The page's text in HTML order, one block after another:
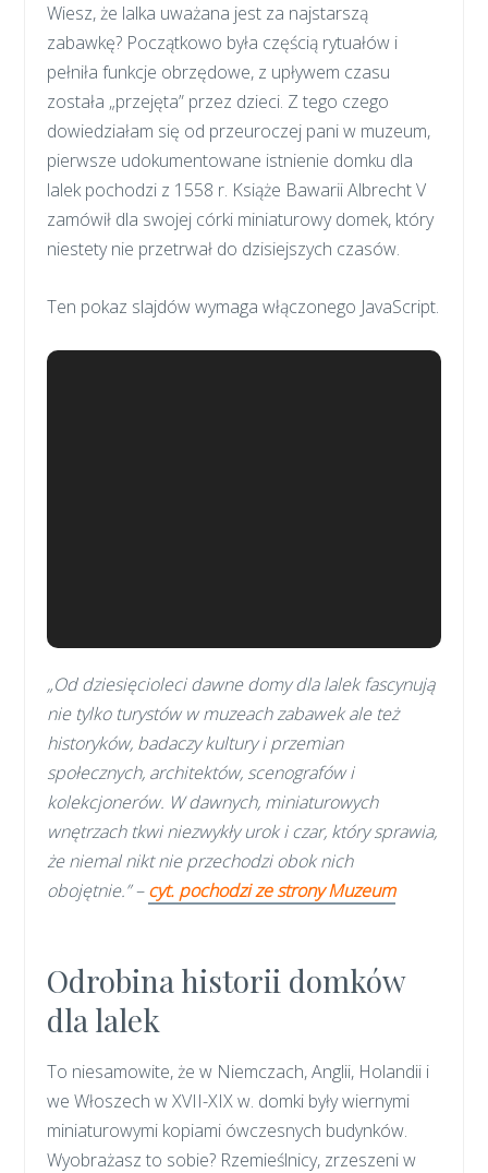
Wiesz, że lalka uważana jest za najstarszą
zabawkę? Początkowo była częścią rytuałów i
pełniła funkcje obrzędowe, z upływem czasu
została „przejęta” przez dzieci. Z tego czego
dowiedziałam się od przeuroczej pani w muzeum,
pierwsze udokumentowane istnienie domku dla
lalek pochodzi z 1558 r. Książe Bawarii Albrecht V
zamówił dla swojej córki miniaturowy domek, który
niestety nie przetrwał do dzisiejszych czasów.
Ten pokaz slajdów wymaga włączonego JavaScript.
„Od dziesięcioleci dawne domy dla lalek fascynują
nie tylko turystów w muzeach zabawek ale też
historyków, badaczy kultury i przemian
społecznych, architektów, scenografów i
kolekcjonerów. W dawnych, miniaturowych
wnętrzach tkwi niezwykły urok i czar, który sprawia,
że niemal nikt nie przechodzi obok nich
obojętnie.” –cyt. pochodzi ze strony Muzeum
Odrobina historii domków
dla lalek
To niesamowite, że w Niemczach, Anglii, Holandii i
we Włoszech w XVII-XIX w. domki były wiernymi
miniaturowymi kopiami ówczesnych budynków.
Wyobrażasz to sobie? Rzemieślnicy, zrzeszeni w